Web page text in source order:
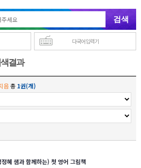
다국어 입력기
결과
음총 1권(개)
혜 샘과 함께하는) 첫 영어 그림책